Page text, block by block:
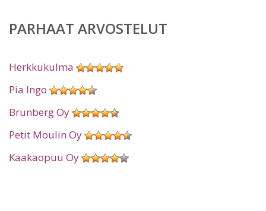
PARHAAT ARVOSTELUT
Herkkukulma
Pia Ingo
Brunberg Oy
Petit Moulin Oy
Kaakaopuu Oy